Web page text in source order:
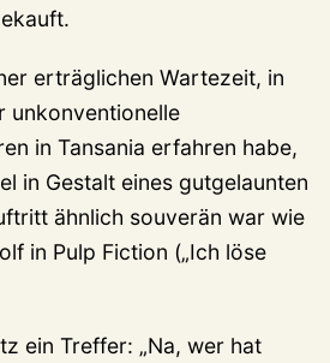
erträglichen Wartezeit, in
unkonventionelle
in Tansania erfahren habe,
in Gestalt eines gutgelaunten
ähnlich souverän war wie
in Pulp Fiction („Ich löse
ein Treffer: „Na, wer hat